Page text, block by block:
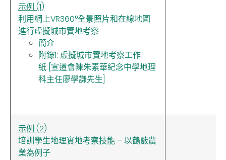
示例 (1)
利用網上VR360°全景照片和在線地圖
進行虛擬城市實地考察
簡介
附錄1: 虛擬城市實地考察工作
紙 [ 宣道會陳朱素華紀念中學地理
科主任廖學謙先生
示例 (2)
培訓學生地理實地考察技能 – 以鶴藪農
業為例子